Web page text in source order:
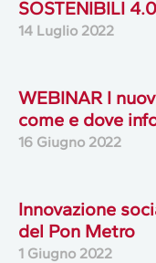
SOSTENIBILI
14 Luglio 2022
WEBINAR I
come e dove
16 Giugno 2022
Innovazione
del Pon Metro
1 Giugno 2022